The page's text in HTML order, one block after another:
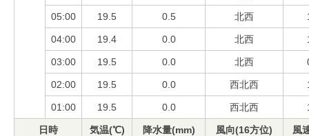
05:00 19.5 0.5 北西
04:00 19.4 0.0 北西
03:00 19.5 0.0 北西
02:00 19.5 0.0 西北西
01:00 19.5 0.0 西北西
日時 気温(℃) 降水量(mm) 風向(16方位) 風